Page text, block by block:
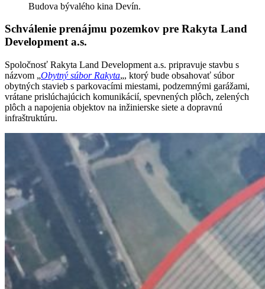
Budova bývalého kina Devín.
Schválenie prenájmu pozemkov pre Rakyta Land
Development a.s.
Spoločnosť Rakyta Land Development a.s. pripravuje stavbu s
názvom „Obytný súbor Rakyta„, ktorý bude obsahovať súbor
obytných stavieb s parkovacími miestami, podzemnými garážami,
vrátane prislúchajúcich komunikácií, spevnených plôch, zelených
plôch a napojenia objektov na inžinierske siete a dopravnú
infraštruktúru.